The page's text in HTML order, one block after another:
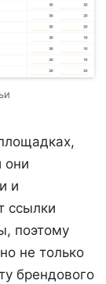
они
и
ссылки
поэтому
не только
брендового